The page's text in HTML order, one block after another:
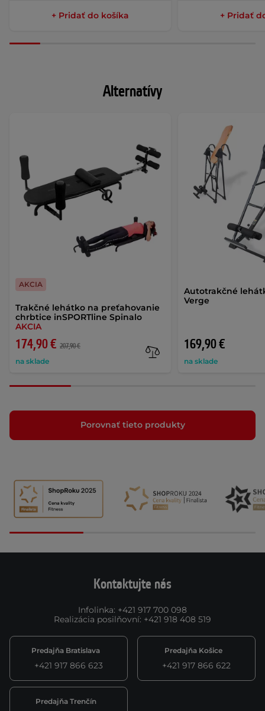
+ Pridať do košíka + Pridať
Alternatívy
Trakčné lehátko na preťahovanie
chrbtice inSPORTline Spinalo
AKCIA
174,90 € 207,90 €
na sklade
AKCIA
Autotrakčné
Verge
169,90 €
na sklade
Porovnať tieto produkty
Kontaktujte nás
Infolinka: +421 917 700 098
Realizácia posilňovní: +421 918 408 519
Predajňa Bratislava
+421 917 866 623
Predajňa Košice
+421 917 866 622
Predajňa Trenčín